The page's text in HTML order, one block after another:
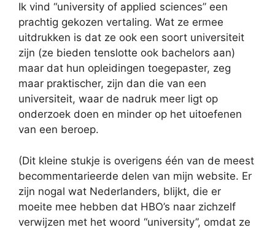
Ik vind “university of applied sciences” een
prachtig gekozen vertaling. Wat ze ermee
uitdrukken is dat ze ook een soort universiteit
zijn (ze bieden tenslotte ook bachelors aan)
maar dat hun opleidingen toegepaster, zeg
maar praktischer, zijn dan die van een
universiteit, waar de nadruk meer ligt op
onderzoek doen en minder op het uitoefenen
van een beroep.
(Dit kleine stukje is overigens één van de meest
becommentarieerde delen van mijn website. Er
zijn nogal wat Nederlanders, blijkt, die er
moeite mee hebben dat HBO’s naar zichzelf
verwijzen met het woord “university”, omdat ze